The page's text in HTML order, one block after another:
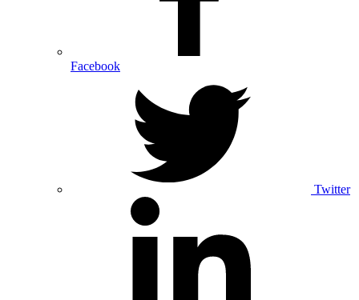
Facebook
Twitter